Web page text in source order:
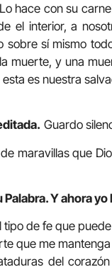
hace con su
el interior, a
sobre sí mismo
muerte, y una
es nuestra
Guardo
maravillas que
Y ahora
de fe que
que me
del